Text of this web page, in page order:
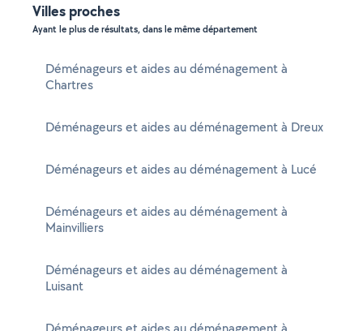
Villes proches
Ayant le plus de résultats, dans le même département
Déménageurs et aides au déménagement à
Chartres
Déménageurs et aides au déménagement à Dreux
Déménageurs et aides au déménagement à Lucé
Déménageurs et aides au déménagement à
Mainvilliers
Déménageurs et aides au déménagement à
Luisant